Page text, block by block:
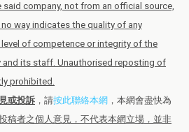
company, not from an official source,
way indicates the quality of any
of competence or integrity of the
and its staff. Unauthorised reposting of
prohibited.
或投訴 ，請按此聯絡本網 ，本網會盡快為
稿者之個人意見，不代表本網立場，並非